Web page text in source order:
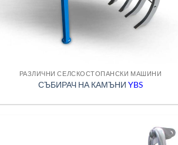
РАЗЛИЧНИ СЕЛСКОСТОПАНСКИ МАШИНИ
СЪБИРАЧ НА КАМЪНИ YBS